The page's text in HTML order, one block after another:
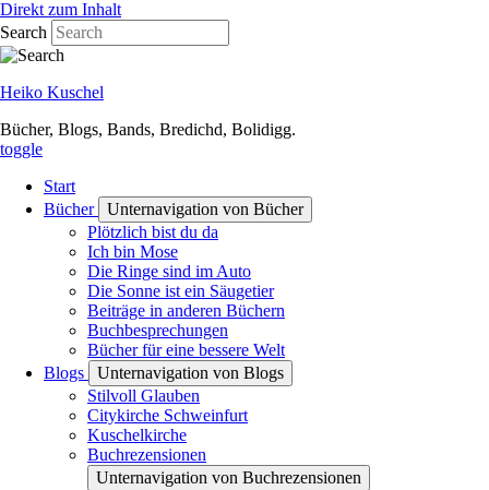
Direkt zum Inhalt
Search
Heiko Kuschel
Bücher, Blogs, Bands, Bredichd, Bolidigg.
toggle
Start
Bücher
Unternavigation von Bücher
Plötzlich bist du da
Ich bin Mose
Die Ringe sind im Auto
Die Sonne ist ein Säugetier
Beiträge in anderen Büchern
Buchbesprechungen
Bücher für eine bessere Welt
Blogs
Unternavigation von Blogs
Stilvoll Glauben
Citykirche Schweinfurt
Kuschelkirche
Buchrezensionen
Unternavigation von Buchrezensionen